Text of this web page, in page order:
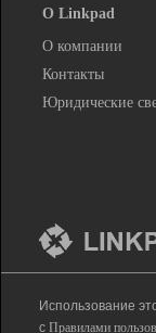
О Linkpad
О компании
Контакты
Юридические
Использование
с Правилами